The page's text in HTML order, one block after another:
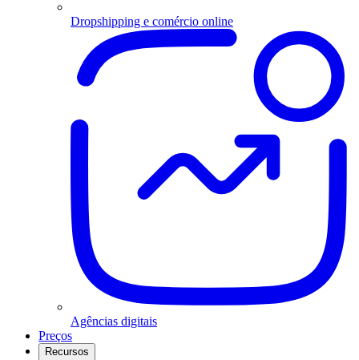
Dropshipping e comércio online
Agências digitais
Preços
Recursos